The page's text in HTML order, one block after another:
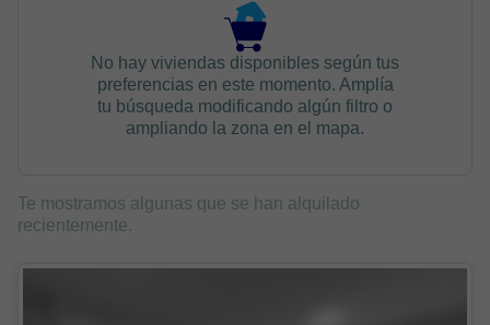
No hay viviendas disponibles según tus
preferencias en este momento. Amplía
tu búsqueda modificando algún filtro o
ampliando la zona en el mapa.
Te mostramos algunas que se han alquilado
recientemente.